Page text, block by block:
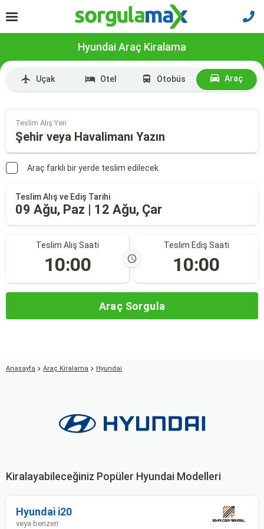
Hyundai Araç Kiralama
Uçak Otel Otobüs Araç
Teslim Alış Yeri
Şehir veya Havalimanı Yazın
Araç farklı bir yerde teslim edilecek
Teslim Alış ve Ediş Tarihi
09 Ağu, Paz | 12 Ağu, Çar
Teslim Alış Saati
10:00
Teslim Ediş Saati
10:00
Araç Sorgula
Anasayfa Araç Kiralama Hyundai
Kiralayabileceğiniz Popüler Hyundai Modelleri
Hyundai i20
veya benzeri